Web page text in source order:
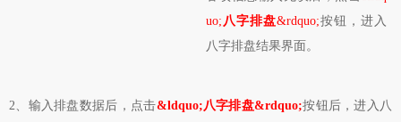
uo; 八字排盘&rdquo;按钮，进入
八字排盘结果界面。
2、输入排盘数据后，点击&ldquo;八字排盘&rdquo;按钮后，进入八